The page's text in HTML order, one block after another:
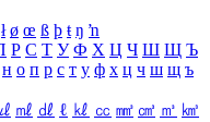
ł ø œ ß þ ŧ ŋ ŉ
Р С Т У Ф Х Ц Ч Ш Щ Ъ
н о п р с т у ф х ц ч ш щ ъ
㎖ ㎗ ℓ ㎘ ㏄ ㎣ ㎤ ㎥ ㎦